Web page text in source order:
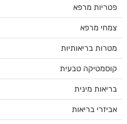
פטריות מרפא
צמחי מרפא
מטרות בריאותיות
קוסמטיקה טבעית
בריאות מינית
אביזרי בריאות